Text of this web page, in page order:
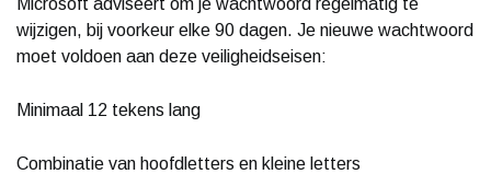
wijzigen, bij voorkeur elke 90 dagen. Je nieuwe wachtwoord
moet voldoen aan deze veiligheidseisen:
Minimaal 12 tekens lang
Combinatie van hoofdletters en kleine letters